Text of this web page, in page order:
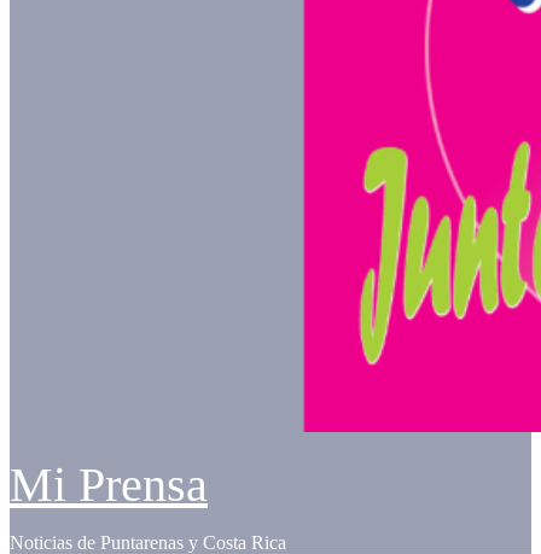
Mi Prensa
Noticias de Puntarenas y Costa Rica